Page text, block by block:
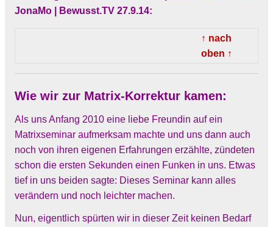
JonaMo | Bewusst.TV 27.9.14:
↑ nach
oben ↑
Wie wir zur Matrix-Korrektur kamen:
Als uns Anfang 2010 eine liebe Freundin auf ein
Matrixseminar aufmerksam machte und uns dann auch
noch von ihren eigenen Erfahrungen erzählte, zündeten
schon die ersten Sekunden einen Funken in uns. Etwas
tief in uns beiden sagte: Dieses Seminar kann alles
verändern und noch leichter machen.
Nun, eigentlich spürten wir in dieser Zeit keinen Bedarf